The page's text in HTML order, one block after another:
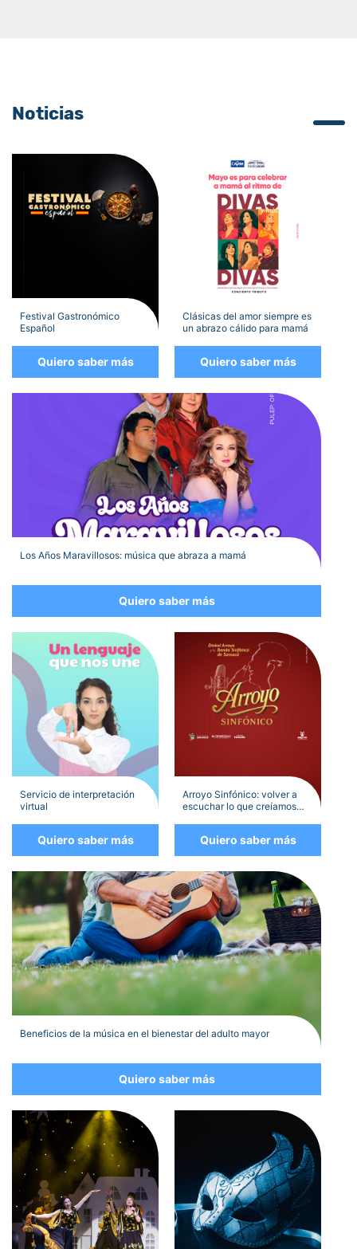
Noticias
Festival Gastronómico
Español
Quiero saber más
Clásicas del amor siempre es
un abrazo cálido para mamá
Quiero saber más
Los Años Maravillosos: música que abraza a mamá
Quiero saber más
Servicio de interpretación
virtual
Quiero saber más
Arroyo Sinfónico: volver a
escuchar lo que creíamos
Quiero saber más
Beneficios de la música en el bienestar del adulto mayor
Quiero saber más